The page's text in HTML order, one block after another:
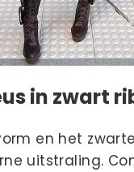
in zwart
en het
uitstraling.